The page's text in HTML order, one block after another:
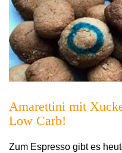
Amarettini mit
Low Carb!
Zum Espresso gibt es